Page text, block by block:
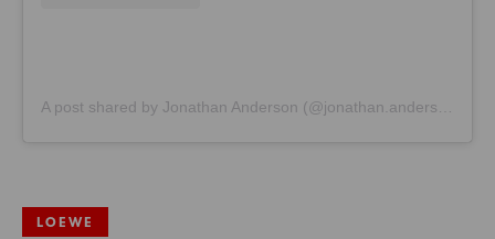
A post shared by Jonathan Anderson (@jonathan.anderson)
LOEWE